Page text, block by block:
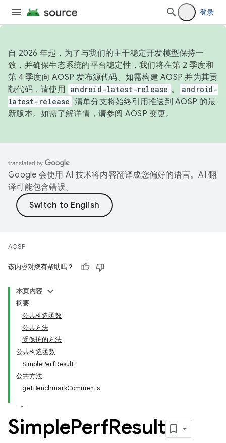
登录
自 2026 年起，为了与我们的主干稳定开发模型保持一
致，并确保生态系统的平台稳定性，我们将在第 2 季度和
第 4 季度向 AOSP 发布源代码。如需构建 AOSP 并为其贡
献代码，请使用 android-latest-release 。
android-
latest-release 清单分支将始终引用推送到 AOSP 的最
新版本。如需了解详情，请参阅 AOSP 变更。
Google 会使用 AI 技术将内容翻译成您偏好的语言。AI 翻
译可能包含错误。
AOSP
该内容对您有帮助吗？
本页内容
摘要
公共构造函数
公共方法
受保护的方法
公共构造函数
SimplePerfResult
公共方法
getBenchmarkComments
SimplePerfResult